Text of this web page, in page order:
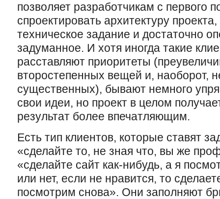
позволяет разработчикам с первого
спроектировать архитектуру
техническое задание и достаточно
задуманное. И хотя иногда такие
расставляют приоритеты
второстепенных вещей и, наоборот,
существенных), бывают немного
свои идеи, но проект в целом
результат более впечатляющим.
Есть тип клиентов, которые ставят
«сделайте то, не зная что, вы же
«сделайте сайт как-нибудь, а я
или нет, если не нравится, то
посмотрим снова». Они заполняют